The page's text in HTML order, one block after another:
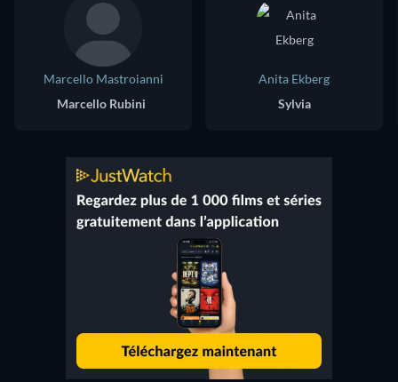
Marcello Mastroianni
Marcello Rubini
Anita Ekberg
Sylvia